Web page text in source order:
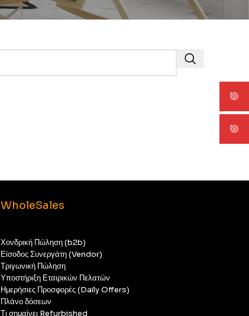
WholeSales
Χονδρική Πώληση (b2b)
Είσοδος Συνεργάτη (Vendor)
Τριγωνική Πώληση
Υποστήριξη Εταιρικών Πελατών
Ημερήσιες Προσφορές (Daily Offers)
Πλάνο δόσεων
Τι σημαίνει Refurbished